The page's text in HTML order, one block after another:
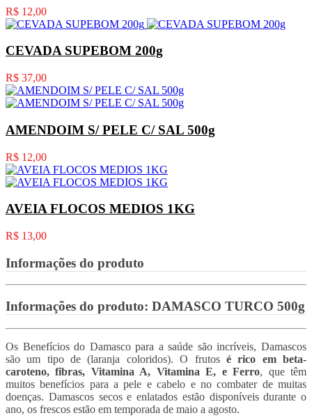
R$ 12,00
CEVADA SUPEBOM 200g
R$ 37,00
AMENDOIM S/ PELE C/ SAL 500g
R$ 12,00
AVEIA FLOCOS MEDIOS 1KG
R$ 13,00
Informações do produto
Informações do produto: DAMASCO TURCO 500g
Os Benefícios do Damasco para a saúde são incríveis, Damascos
são um tipo de (laranja coloridos). O frutos é rico em beta-
caroteno, fibras, Vitamina A, Vitamina E, e Ferro, que têm
muitos benefícios para a pele e cabelo e no combater de muitas
doenças. Damascos secos e enlatados estão disponíveis durante o
ano, os frescos estão em temporada de maio a agosto.